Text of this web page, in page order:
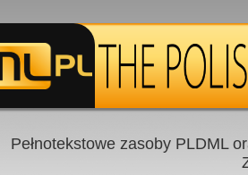
Pełnotekstowe zasoby PLDML